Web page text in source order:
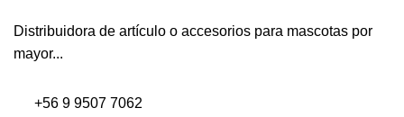
Distribuidora de artículo o accesorios para mascotas por
mayor...
+56 9 9507 7062